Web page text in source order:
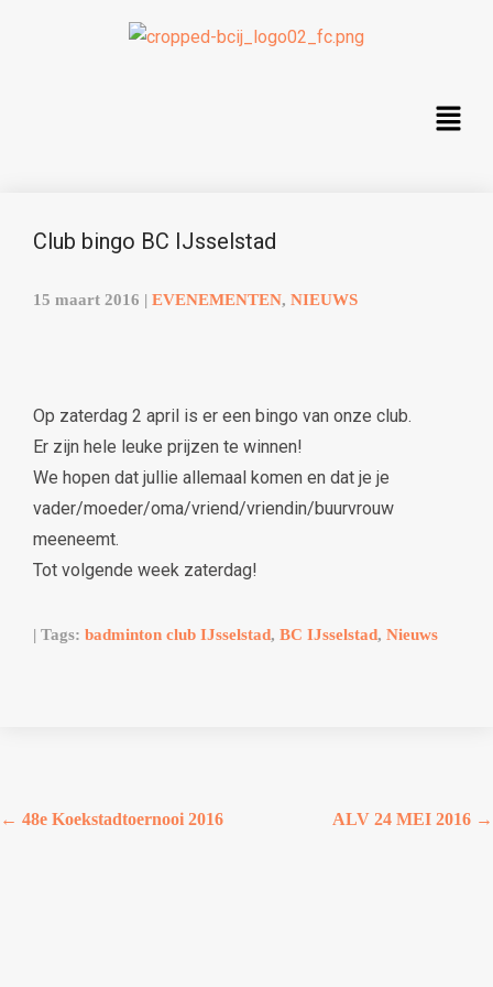
Club bingo BC IJsselstad
15 maart 2016 | EVENEMENTEN, NIEUWS
Op zaterdag 2 april is er een bingo van onze club.
Er zijn hele leuke prijzen te winnen!
We hopen dat jullie allemaal komen en dat je je
vader/moeder/oma/vriend/vriendin/buurvrouw
meeneemt.
Tot volgende week zaterdag!
| Tags: badminton club IJsselstad, BC IJsselstad, Nieuws
← 48e Koekstadtoernooi 2016 ALV 24 MEI 2016 →